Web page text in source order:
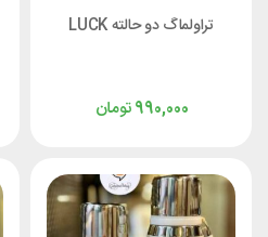
تراولماگ دو حالته LUCK
تومان990,000